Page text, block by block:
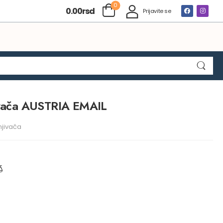
0.00rsd
0
Prijavite se
AUSTRIA EMAIL